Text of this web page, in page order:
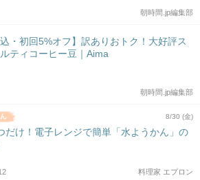
朝時間.jp編集部
込・初回5%オフ】訳ありおトク！大好評ス
ティコーヒー豆｜Aima
朝時間.jp編集部
8/30 (金)
だけ！電子レンジで簡単「水ようかん」の
料理家 エプロン